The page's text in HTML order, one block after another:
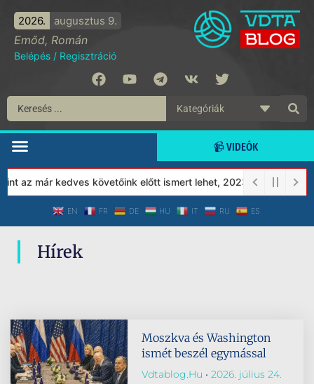
2026. augusztus 9.
Emőd, Román
Belépés / Regisztráció
📹 VIDEÓK
az már kedves követőink előtt ismert lehet, 2023-tól a Védett
EN FR DE HU IT RU ES
Hírek
Moszkva és Washington
ismét beszél egymással
Vdtablog.hu 2026. július 24.